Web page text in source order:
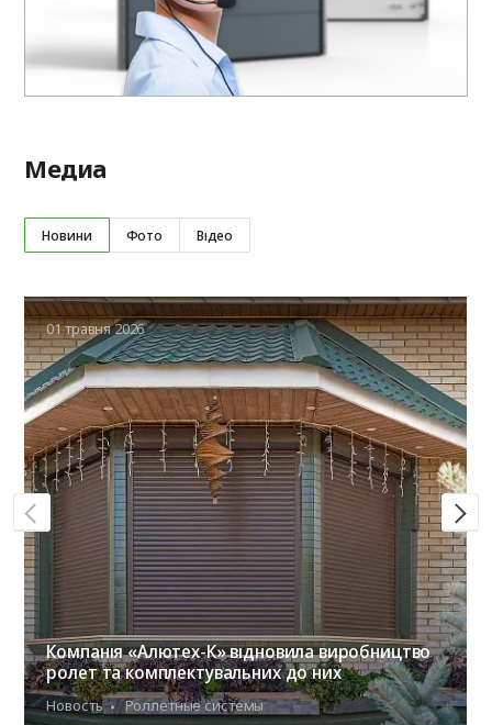
Медиа
Новини Фото Відео
01 травня 2026
Компанія «Алютех-К» відновила виробництво
ролет та комплектувальних до них
Новость Роллетные системы